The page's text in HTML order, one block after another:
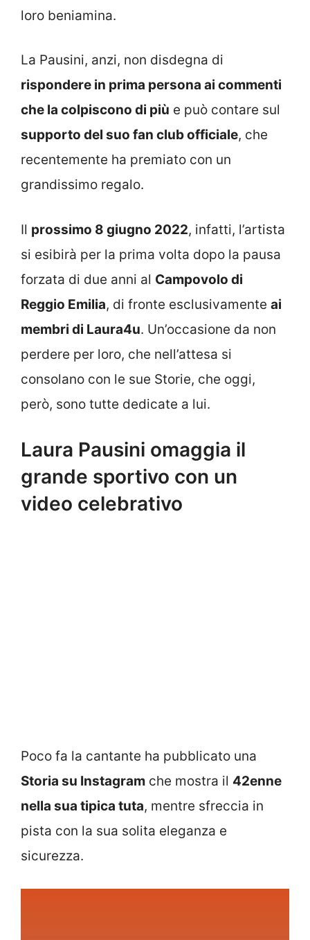
loro beniamina.
La Pausini, anzi, non disdegna di
rispondere in prima persona ai commenti
che la colpiscono di più e può contare sul
supporto del suo fan club officiale, che
recentemente ha premiato con un
grandissimo regalo.
Il prossimo 8 giugno 2022, infatti, l’artista
si esibirà per la prima volta dopo la pausa
forzata di due anni al Campovolo di
Reggio Emilia, di fronte esclusivamente ai
membri di Laura4u. Un’occasione da non
perdere per loro, che nell’attesa si
consolano con le sue Storie, che oggi,
però, sono tutte dedicate a lui.
Laura Pausini omaggia il
grande sportivo con un
video celebrativo
Poco fa la cantante ha pubblicato una
Storia su Instagram che mostra il 42enne
nella sua tipica tuta, mentre sfreccia in
pista con la sua solita eleganza e
sicurezza.